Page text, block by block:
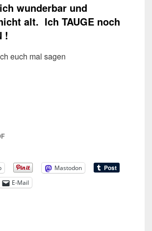
wunderbar und
alt. Ich TAUGE noch
!
euch mal sagen
Mastodon
E-Mail